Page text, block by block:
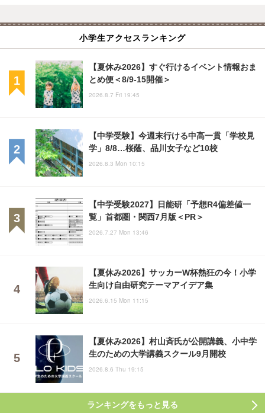
小学生アクセスランキング
【夏休み2026】すぐ行けるイベント情報おま
とめ便＜8/9-15開催＞
2026.8.7 Fri 19:45
【中学受験】今週末行ける中高一貫「学校見
学」8/8…桜蔭、品川女子など10校
2026.8.3 Mon 10:15
【中学受験2027】日能研「予想R4偏差値一
覧」首都圏・関西7月版＜PR＞
2026.7.27 Mon 13:46
【夏休み2026】サッカーW杯熱狂の今！小学
生向け自由研究テーマアイデア集
2026.6.15 Mon 11:15
【夏休み2026】村山斉氏が公開講義、小中学
生のための大学講義スクール9月開校
2026.8.6 Thu 19:15
ランキングをもっと見る